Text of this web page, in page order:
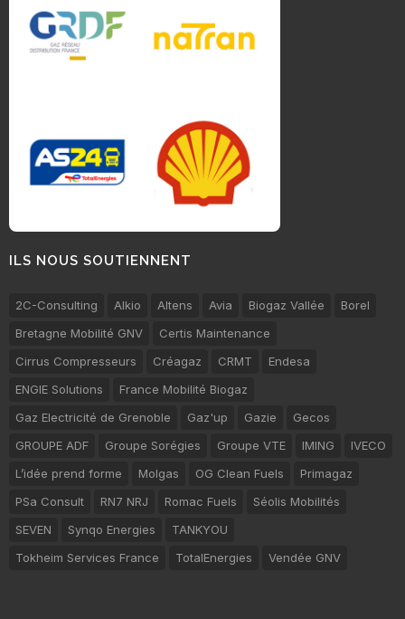
ILS NOUS SOUTIENNENT
2C-Consulting Alkio Altens Avia Biogaz Vallée
Borel
Bretagne Mobilité GNV
Certis Maintenance
Cirrus Compresseurs
Créagaz CRMT
Endesa
ENGIE Solutions
France Mobilité Biogaz
Gaz Electricité de Grenoble
Gaz'up Gazie
Gecos
GROUPE ADF
Groupe Sorégies Groupe VTE IMING
IVECO
L’idée prend forme
Molgas OG Clean Fuels
Primagaz
PSa Consult
RN7 NRJ Romac Fuels
Séolis Mobilités
SEVEN
Synqo Energies
TANKYOU
Tokheim Services France
TotalEnergies Vendée GNV